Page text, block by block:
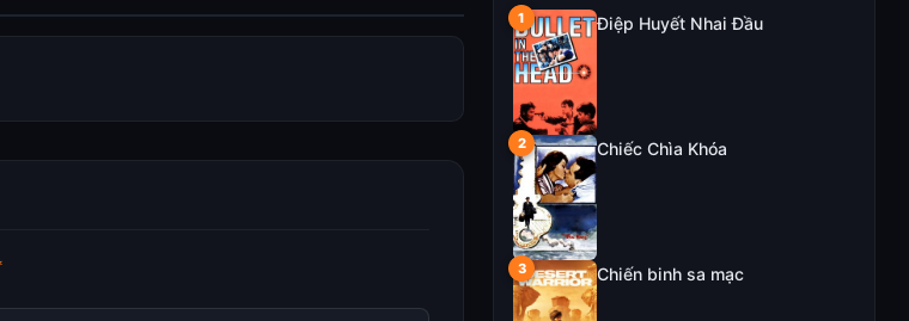
Điệp Huyết Nhai Đầu
Chiếc Chìa Khóa
Chiến binh sa mạc